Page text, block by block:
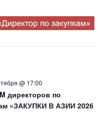
@ 17:00
директоров по
«ЗАКУПКИ В АЗИИ 2026